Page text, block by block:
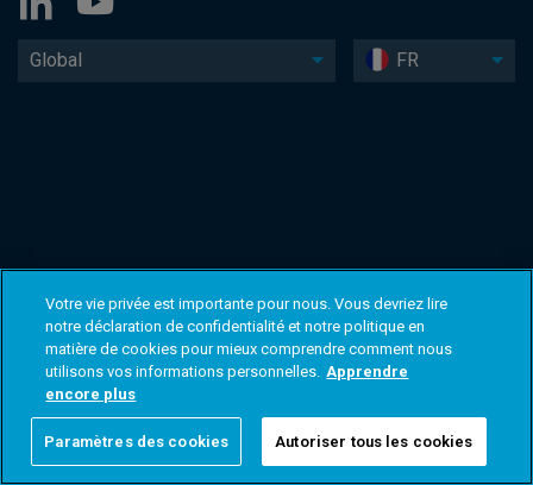
Global FR
Votre vie privée est importante pour nous. Vous devriez lire
notre déclaration de confidentialité et notre politique en
matière de cookies pour mieux comprendre comment nous
utilisons vos informations personnelles. Apprendre
encore plus
Paramètres des cookies Autoriser tous les cookies